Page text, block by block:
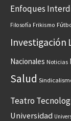
Enfoques
Filosofía Frikismo
Investigación
Nacionales Noticias
Salud
Teatro
Universidad